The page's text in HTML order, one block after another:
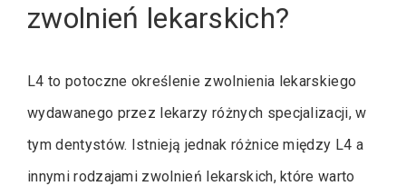
zwolnień lekarskich?
L4 to potoczne określenie zwolnienia lekarskiego
wydawanego przez lekarzy różnych specjalizacji, w
tym dentystów. Istnieją jednak różnice między L4 a
innymi rodzajami zwolnień lekarskich, które warto